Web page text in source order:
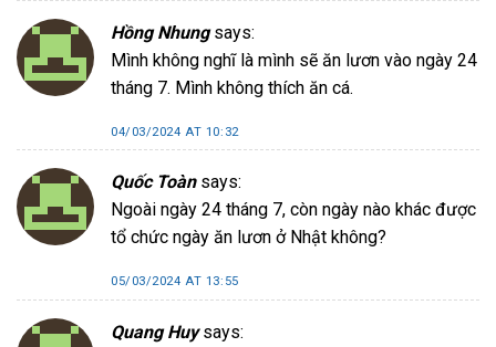
Hồng Nhung says:
Mình không nghĩ là mình sẽ ăn lươn vào ngày 24
tháng 7. Mình không thích ăn cá.
04/03/2024 AT 10:32
Quốc Toàn says:
Ngoài ngày 24 tháng 7, còn ngày nào khác được
tổ chức ngày ăn lươn ở Nhật không?
05/03/2024 AT 13:55
Quang Huy says: